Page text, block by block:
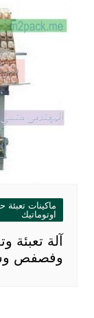
ماكينات
اوتوماتيك
آلة
وفصفص